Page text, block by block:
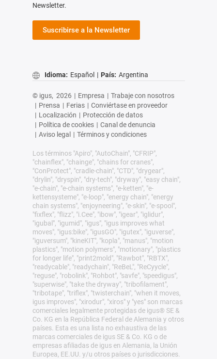
Newsletter.
Suscribirse a la Newsletter
Idioma: Español | País: Argentina
© igus, 2026 | Empresa | Trabaje con nosotros
| Prensa | Ferias | Conviértase en proveedor
| Localización | Protección de datos
| Política de cookies | Canal de denuncia
| Aviso legal | Términos y condiciones
Los términos "Apiro", "AutoChain", "CFRIP",
"chainflex", "chainge", "chains for cranes",
"ConProtect", "cradle-chain", "CTD", "drygear",
"drylin", "dryspin", "dry-tech", "dryway", "easy chain",
"e-chain", "e-chain systems", "e-ketten", "e-
kettensysteme", "e-loop", "energy chain", "energy
chain systems", "enjoyneering", "e-skin", "e-spool",
"fixflex", "flizz", "i.Cee", "ibow", "igear", "iglidur",
"igubal", "igumid", "igus", "igus improves what
moves", "igus:bike", "igusGO", "igutex", "iguverse",
"iguversum", "kineKIT", "kopla", "manus", "motion
plastics", "motion polymers", "motionary", "plastics
for longer life", "print2mold", "Rawbot", "RBTX",
"readycable", "readychain", "ReBeL", "ReCyycle",
"reguse", "robolink", "Rohbot", "savfe", "speedigus",
"superwise", "take the dryway", "tribofilament",
"tribotape", "triflex", "twisterchain", "when it moves,
igus improves", "xirodur", "xiros" y "yes" son marcas
comerciales legalmente protegidas de igus® SE &
Co. KG en la República Federal de Alemania y otros
países. Esta es una lista no exhaustiva de las
marcas comerciales de igus SE & Co. KG o de
empresas afiliadas de igus en Alemania, la Unión
Europea, EE.UU. y/u otros países o jurisdicciones.